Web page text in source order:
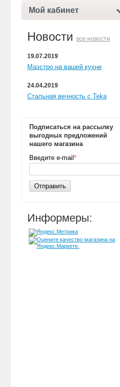
Мой кабинет
Новости все новости
19.07.2019
Маэстро на вашей кухне
24.04.2019
Стальная вечность с Teka
Подписаться на рассылку
выгодных предложений
нашего магазина
Введите e-mail *
Отправить
Информеры: